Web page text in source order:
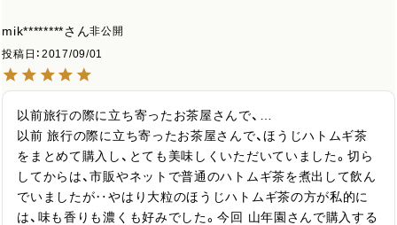
mik********
非公開
投稿日
2017/09/01
以前旅行の際に立ち寄ったお茶屋さんで、…
以前 旅行の際に立ち寄ったお茶屋さんで、ほうじハトムギ茶
をまとめて購入し、とても美味しくいただいていました。切ら
してからは、市販やネットで普通のハトムギ茶を煮出して飲ん
でいましたが‥やはり大粒のほうじハトムギ茶の方が私的に
は、味も香りも濃くも好みでした。今回 山年園さんで購入する